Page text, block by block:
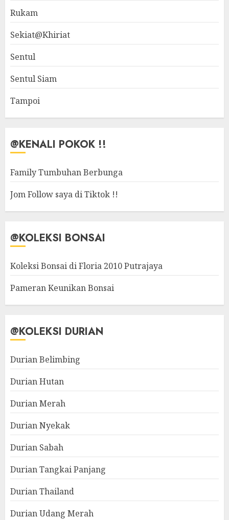
Rukam
Sekiat@Khiriat
Sentul
Sentul Siam
Tampoi
@KENALI POKOK !!
Family Tumbuhan Berbunga
Jom Follow saya di Tiktok !!
@KOLEKSI BONSAI
Koleksi Bonsai di Floria 2010 Putrajaya
Pameran Keunikan Bonsai
@KOLEKSI DURIAN
Durian Belimbing
Durian Hutan
Durian Merah
Durian Nyekak
Durian Sabah
Durian Tangkai Panjang
Durian Thailand
Durian Udang Merah